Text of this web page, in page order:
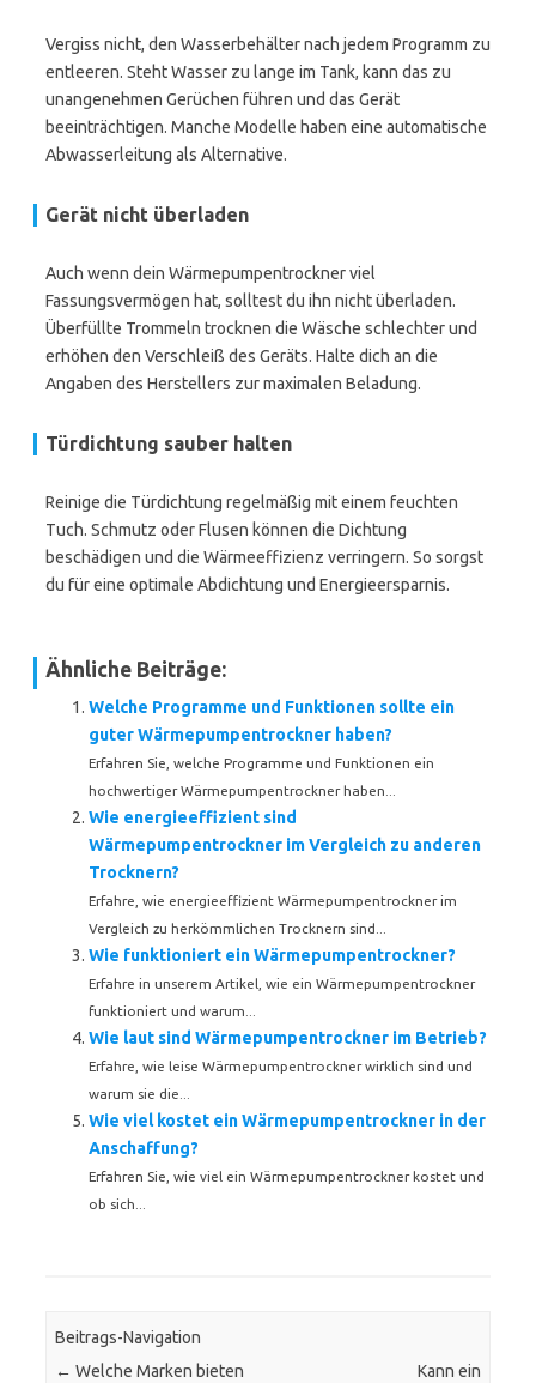
Vergiss nicht, den Wasserbehälter nach jedem Programm zu
entleeren. Steht Wasser zu lange im Tank, kann das zu
unangenehmen Gerüchen führen und das Gerät
beeinträchtigen. Manche Modelle haben eine automatische
Abwasserleitung als Alternative.
Gerät nicht überladen
Auch wenn dein Wärmepumpentrockner viel
Fassungsvermögen hat, solltest du ihn nicht überladen.
Überfüllte Trommeln trocknen die Wäsche schlechter und
erhöhen den Verschleiß des Geräts. Halte dich an die
Angaben des Herstellers zur maximalen Beladung.
Türdichtung sauber halten
Reinige die Türdichtung regelmäßig mit einem feuchten
Tuch. Schmutz oder Flusen können die Dichtung
beschädigen und die Wärmeeffizienz verringern. So sorgst
du für eine optimale Abdichtung und Energieersparnis.
Ähnliche Beiträge:
Welche Programme und Funktionen sollte ein
guter Wärmepumpentrockner haben?
Erfahren Sie, welche Programme und Funktionen ein
hochwertiger Wärmepumpentrockner haben...
Wie energieeffizient sind
Wärmepumpentrockner im Vergleich zu anderen
Trocknern?
Erfahre, wie energieeffizient Wärmepumpentrockner im
Vergleich zu herkömmlichen Trocknern sind...
Wie funktioniert ein Wärmepumpentrockner?
Erfahre in unserem Artikel, wie ein Wärmepumpentrockner
funktioniert und warum...
Wie laut sind Wärmepumpentrockner im Betrieb?
Erfahre, wie leise Wärmepumpentrockner wirklich sind und
warum sie die...
Wie viel kostet ein Wärmepumpentrockner in der
Anschaffung?
Erfahren Sie, wie viel ein Wärmepumpentrockner kostet und
ob sich...
Beitrags-Navigation
← Welche Marken bieten
Kann ein